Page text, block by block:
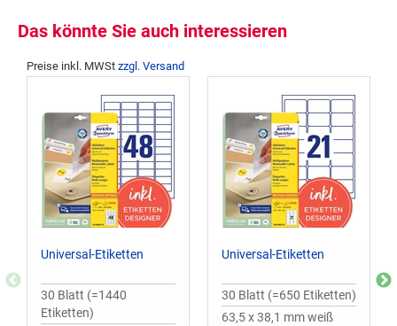
Das könnte Sie auch interessieren
Preise inkl. MWSt zzgl. Versand
Universal-Etiketten
30 Blatt (=1440
Etiketten)
Universal-Etiketten
30 Blatt (=650 Etiketten)
63,5 x 38,1 mm weiß